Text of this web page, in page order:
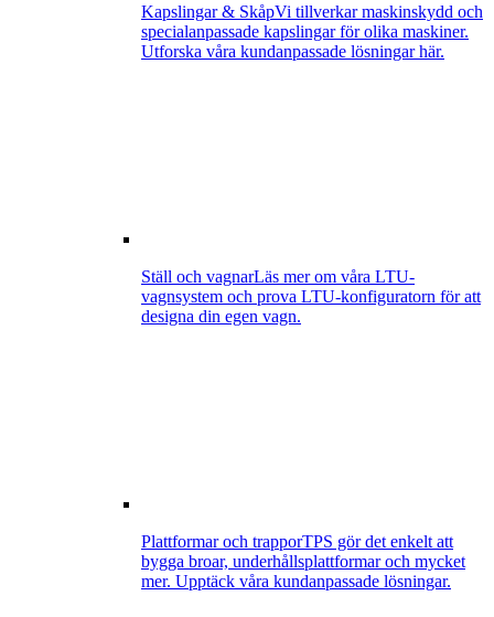
Kapslingar & SkåpVi tillverkar maskinskydd och
specialanpassade kapslingar för olika maskiner.
Utforska våra kundanpassade lösningar här.
Ställ och vagnarLäs mer om våra LTU-
vagnsystem och prova LTU-konfiguratorn för att
designa din egen vagn.
Plattformar och trapporTPS gör det enkelt att
bygga broar, underhållsplattformar och mycket
mer. Upptäck våra kundanpassade lösningar.